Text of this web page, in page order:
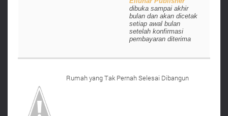
dibuka sampai akhir
bulan dan akan dicetak
setiap awal bulan
setelah konfirmasi
pembayaran diterima
Rumah yang Tak Pernah Selesai Dibangun